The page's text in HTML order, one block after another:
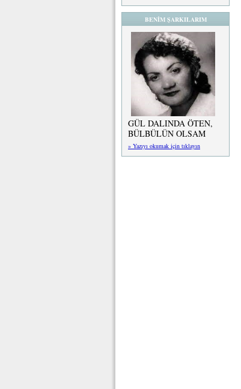
BENİM ŞARKILARIM
GÜL DALINDA ÖTEN,
BÜLBÜLÜN OLSAM
» Yazıyı okumak için tıklayın